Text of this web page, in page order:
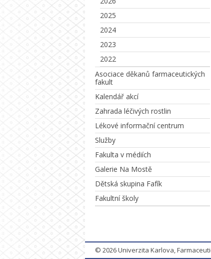
2025
2024
2023
2022
Asociace děkanů farmaceutických
fakult
Kalendář akcí
Zahrada léčivých rostlin
Lékové informační centrum
Služby
Fakulta v médiích
Galerie Na Mostě
Dětská skupina Fafík
Fakultní školy
© 2026Univerzita Karlova,